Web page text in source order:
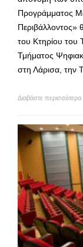
Προγράμματος
Περιβάλλοντος»
του Κτηρίου του
Τμήματος
στη Λάρισα, την
Διαβάστε περισσότερα